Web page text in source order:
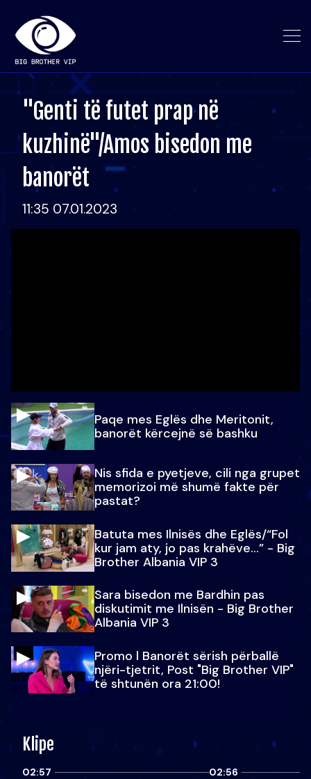
"Genti të futet prap në
kuzhinë"/Amos bisedon me
banorët
11:35 07.01.2023
Paqe mes Eglës dhe Meritonit,
banorët kërcejnë së bashku
Nis sfida e pyetjeve, cili nga grupet
memorizoi më shumë fakte për
pastat?
Batuta mes Ilnisës dhe Eglës/“Fol
kur jam aty, jo pas krahëve…” - Big
Brother Albania VIP 3
Sara bisedon me Bardhin pas
diskutimit me Ilnisën - Big Brother
Albania VIP 3
Promo l Banorët sërish përballë
njëri-tjetrit, Post "Big Brother VIP"
të shtunën ora 21:00!
Klipe
02:57 02:56